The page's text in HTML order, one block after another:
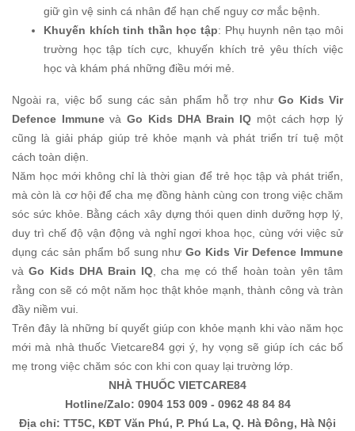
giữ gìn vệ sinh cá nhân để hạn chế nguy cơ mắc bệnh.
Khuyến khích tinh thần học tập: Phụ huynh nên tạo môi
trường học tập tích cực, khuyến khích trẻ yêu thích việc
học và khám phá những điều mới mẻ.
Ngoài ra, việc bổ sung các sản phẩm hỗ trợ nhưGo Kids Vir
Defence Immunevà Go Kids DHA Brain IQ một cách hợp lý
cũng là giải pháp giúp trẻ khỏe mạnh và phát triển trí tuệ một
cách toàn diện.
Năm học mới không chỉ là thời gian để trẻ học tập và phát triển,
mà còn là cơ hội để cha mẹ đồng hành cùng con trong việc chăm
sóc sức khỏe. Bằng cách xây dựng thói quen dinh dưỡng hợp lý,
duy trì chế độ vận động và nghỉ ngơi khoa học, cùng với việc sử
dụng các sản phẩm bổ sung như Go Kids Vir Defence Immune
vàGo Kids DHA Brain IQ, cha mẹ có thể hoàn toàn yên tâm
rằng con sẽ có một năm học thật khỏe mạnh, thành công và tràn
đầy niềm vui.
Trên đây là những bí quyết giúp con khỏe mạnh khi vào năm học
mới mà nhà thuốc Vietcare84 gợi ý, hy vọng sẽ giúp ích các bố
mẹ trong việc chăm sóc con khi con quay lại trường lớp.
NHÀ THUỐC VIETCARE84
Hotline/Zalo: 0904 153 009 - 0962 48 84 84
Địa chỉ: TT5C, KĐT Văn Phú, P. Phú La, Q. Hà Đông, Hà Nội